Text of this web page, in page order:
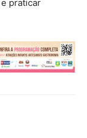
praticar